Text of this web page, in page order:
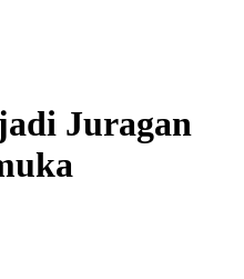
Juragan